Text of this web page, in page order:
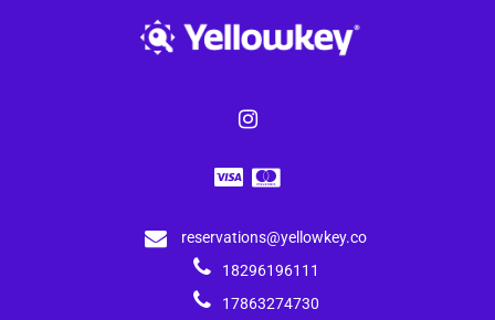
reservations@yellowkey.co
18296196111
17863274730